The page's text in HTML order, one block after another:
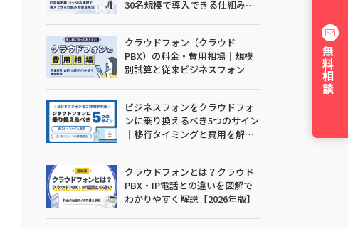
30名規模で導入できる仕組みを
クラウドフォン（クラウド
PBX）の料金・費用相場｜規模
別試算と従来ビジネスフォンと
ビジネスフォンをクラウドフォ
ンに乗り換えるべき5つのサイン
｜移行タイミングと費用を解説
クラウドフォンとは？クラウド
PBX・IP電話との違いを図解で
わかりやすく解説【2026年版】
無料相談